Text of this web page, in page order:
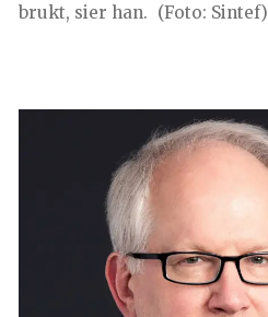
brukt, sier han. (Foto: Sintef)